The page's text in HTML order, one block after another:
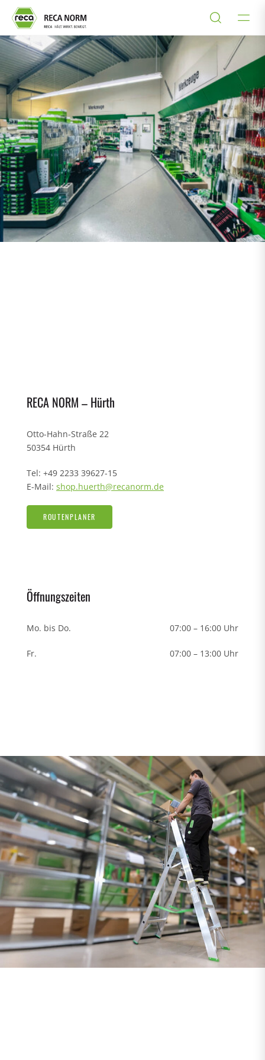
RECA NORM – Hürth
Otto-Hahn-Straße 22
50354 Hürth
Tel: +49 2233 39627-15
E-Mail: shop.huerth@recanorm.de
ROUTENPLANER
Öffnungszeiten
Mo. bis Do. 07:00 – 16:00 Uhr
Fr. 07:00 – 13:00 Uhr